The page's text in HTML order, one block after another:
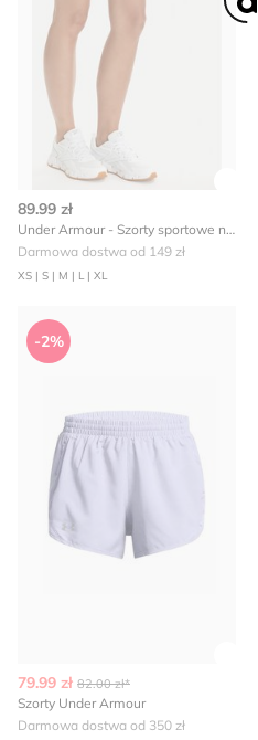
89.99 zł
Under Armour - Szorty sportowe na lato
Darmowa dostwa od 149 zł
XS | S | M | L | XL
Szorty Under Armour
-2%
79.99 zł 82.00 zł*
Szorty Under Armour
Darmowa dostwa od 350 zł